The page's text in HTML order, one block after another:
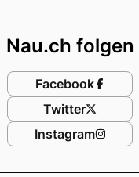
Nau.ch folgen
Facebook
Twitter
Instagram